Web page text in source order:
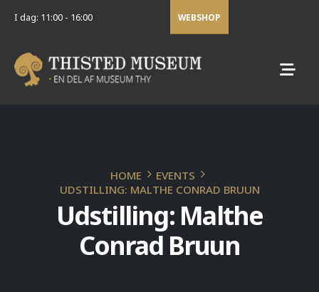
I dag: 11:00 - 16:00 WEBSHOP
HOME
EVENTS
UDSTILLING: MALTHE CONRAD BRUUN
Udstilling: Malthe
Conrad Bruun